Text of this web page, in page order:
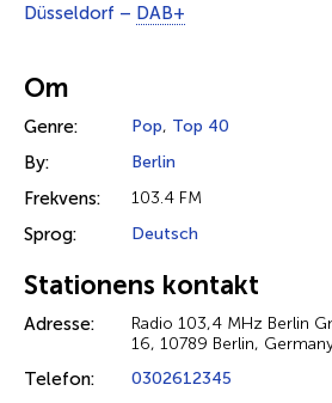
Düsseldorf – DAB+
Om
Genre: Pop, Top 40
By: Berlin
Frekvens: 103.4 FM
Sprog: Deutsch
Stationens kontakt
Adresse:
Radio 103,4 MHz Berlin
16, 10789 Berlin,
Telefon: 0302612345